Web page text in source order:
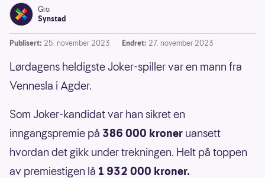
Gro
Synstad
Publisert: 25. november 2023 Endret: 27. november 2023
Lørdagens heldigste Joker-spiller var en mann fra
Vennesla i Agder.
Som Joker-kandidat var han sikret en
inngangspremie på 386 000 kroner uansett
hvordan det gikk under trekningen. Helt på toppen
av premiestigen lå 1 932 000 kroner.